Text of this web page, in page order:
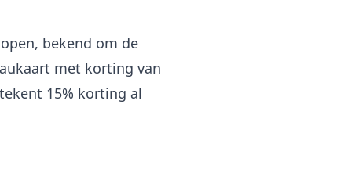
bekend om de
met korting van
15% korting al